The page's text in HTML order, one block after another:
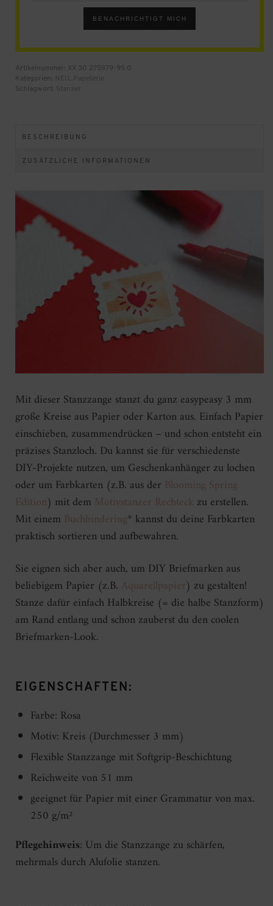
waitlist
this
product
BENACHRICHTIGT MICH
Artikelnummer: XX 30 275979-95 0
Kategorien:
,
Schlagwort:
BESCHREIBUNG
ZUSÄTZLICHE INFORMATIONEN
Mit dieser Stanzzange stanzt du ganz easypeasy 3 mm
große Kreise aus Papier oder Karton aus. Einfach Papier
einschieben, zusammendrücken – und schon entsteht ein
präzises Stanzloch. Du kannst sie für verschiedenste
DIY-Projekte nutzen, um Geschenkanhänger zu lochen
oder um Farbkarten (z.B. aus der Blooming Spring
Edition) mit dem Motivstanzer Rechteck zu erstellen.
Mit einem Buchbindering* kannst du deine Farbkarten
praktisch sortieren und aufbewahren.
Sie eignen sich aber auch, um DIY Briefmarken aus
beliebigem Papier (z.B. Aquarellpapier) zu gestalten!
Stanze dafür einfach Halbkreise (= die halbe Stanzform)
am Rand entlang und schon zauberst du den coolen
Briefmarken-Look.
EIGENSCHAFTEN:
Farbe: Rosa
Motiv: Kreis (Durchmesser 3 mm)
Flexible Stanzzange mit Softgrip-Beschichtung
Reichweite von 51 mm
geeignet für Papier mit einer Grammatur von max.
250 g/m²
Pflegehinweis: Um die Stanzzange zu schärfen,
mehrmals durch Alufolie stanzen.